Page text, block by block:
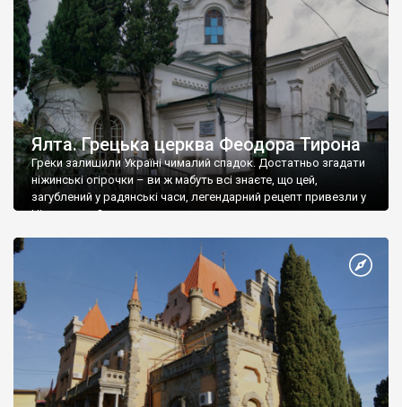
Ялта. Грецька церква Феодора Тирона
Греки залишили Україні чималий спадок. Достатньо згадати
ніжинські огірочки – ви ж мабуть всі знаєте, що цей,
загублений у радянські часи, легендарний рецепт привезли у
Ніжин греки?